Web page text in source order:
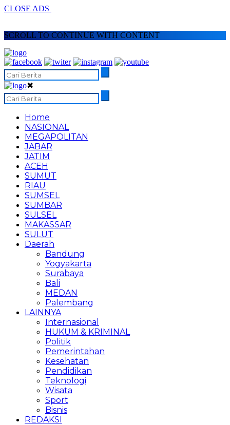
CLOSE ADS
SCROLL TO CONTINUE WITH CONTENT
✖
Home
NASIONAL
MEGAPOLITAN
JABAR
JATIM
ACEH
SUMUT
RIAU
SUMSEL
SUMBAR
SULSEL
MAKASSAR
SULUT
Daerah
Bandung
Yogyakarta
Surabaya
Bali
MEDAN
Palembang
LAINNYA
Internasional
HUKUM & KRIMINAL
Politik
Pemerintahan
Kesehatan
Pendidikan
Teknologi
Wisata
Sport
Bisnis
REDAKSI